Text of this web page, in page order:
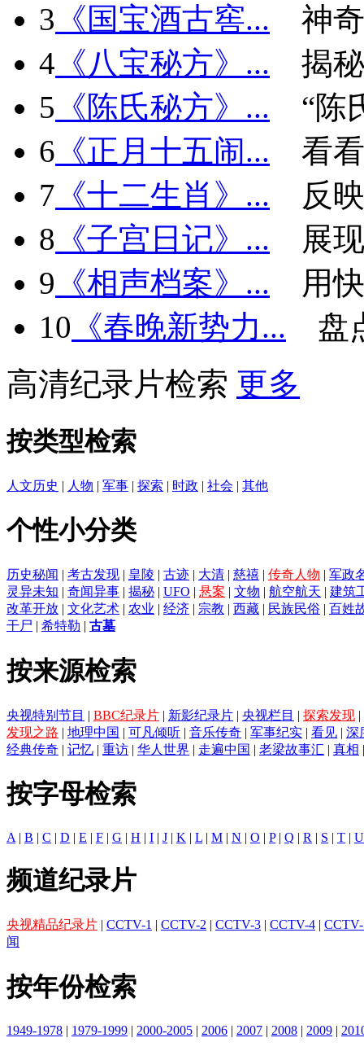
3 《国宝酒古窖...
神
4 《八宝秘方》...
揭
5 《陈氏秘方》...
“陈
6 《正月十五闹...
看
7 《十二生肖》...
反
8 《子宫日记》...
展
9 《相声档案》...
用
10 《春晚新势力...
盘
高清纪录片检索 更多
按类型检索
人文历史 | 人物 | 军事 | 探索 | 时政 | 社会 | 其他
个性小分类
历史秘闻 | 考古发现 | 皇陵 | 古迹 | 大清 | 慈禧 | 传奇人物 | 军政
灵异未知 | 奇闻异事 | 揭秘 | UFO | 悬案 | 文物 | 航空航天 | 建筑
改革开放 | 文化艺术 | 农业 | 经济 | 宗教 | 西藏 | 民族民俗 | 百姓
干尸 | 希特勒 | 古墓
按来源检索
央视特别节目 | BBC纪录片 | 新影纪录片 | 央视栏目 | 探索发现 |
发现之路 | 地理中国 | 可凡倾听 | 音乐传奇 | 军事纪实 | 看见 | 深
经典传奇 | 记忆 | 重访 | 华人世界 | 走遍中国 | 老梁故事汇 | 真相
按字母检索
A | B | C | D | E | F | G | H | I | J | K | L | M | N | O | P| Q | R | S | T | U
频道纪录片
央视精品纪录片 | CCTV-1 | CCTV-2 | CCTV-3 | CCTV-4 |
闻
按年份检索
1949-1978 | 1979-1999 | 2000-2005 | 2006 | 2007 | 2008 | 2009 |